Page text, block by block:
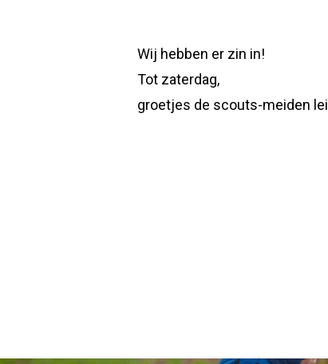
Wij hebben er zin in!
Tot zaterdag,
groetjes de scouts-meiden